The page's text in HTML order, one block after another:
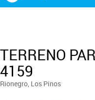
TERRENO
4159
Rionegro, Los Pinos